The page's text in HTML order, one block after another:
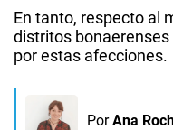
En tanto, respecto al
distritos
por estas afecciones.
Por Ana